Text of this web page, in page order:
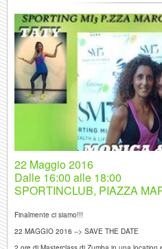
22 Maggio 2016
Dalle 16:00 alle 18:00
SPORTINCLUB, PIAZZA
Finalmente ci siamo!!!
22 MAGGIO 2016 --> SAVE THE DATE